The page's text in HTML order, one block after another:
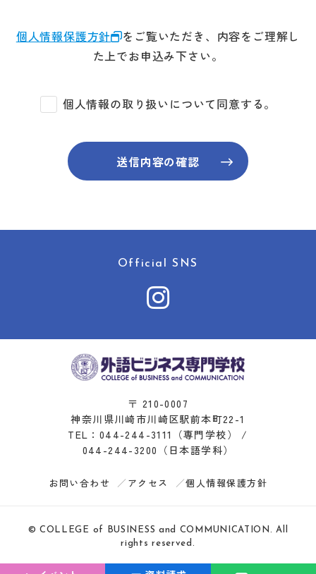
個人情報保護方針
をご覧いただき、内容をご理解し
た上でお申込み下さい。
個人情報の取り扱いについて同意する。
送信内容の確認
Official SNS
〒 210-0007
神奈川県川崎市川崎区駅前本町22-1
TEL： 044-244-3111
（専門学校） /
044-244-3200 （日本語学科）
お問い合わせ アクセス 個人情報保護方針
© COLLEGE of BUSINESS and COMMUNICATION. All
rights reserved.